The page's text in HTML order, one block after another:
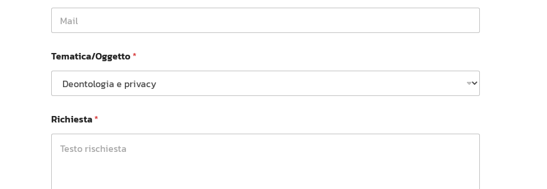
Tematica/Oggetto *
Richiesta*